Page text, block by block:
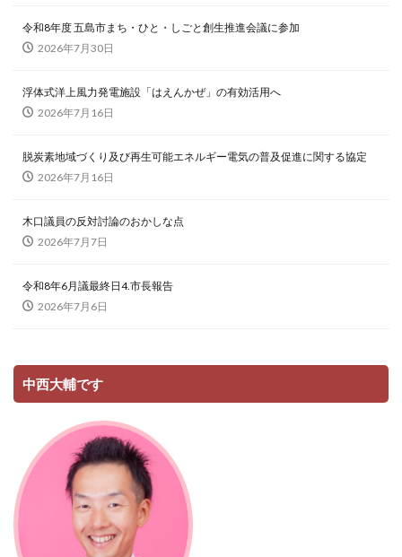
令和8年度 五島市まち・ひと・しごと創生推進会議に参加
2026年7月30日
浮体式洋上風力発電施設「はえんかぜ」の有効活用へ
2026年7月16日
脱炭素地域づくり及び再生可能エネルギー電気の普及促進に関する協定
2026年7月16日
木口議員の反対討論のおかしな点
2026年7月7日
令和8年6月議最終日4.市長報告
2026年7月6日
中西大輔です